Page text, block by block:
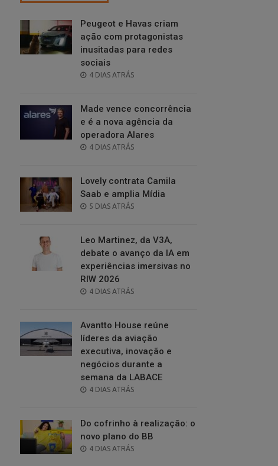
Peugeot e Havas criam
ação com protagonistas
inusitadas para redes
sociais
POSTED
4 DIAS ATRÁS
Made vence concorrência
e é a nova agência da
operadora Alares
POSTED
4 DIAS ATRÁS
Lovely contrata Camila
Saab e amplia Mídia
POSTED
5 DIAS ATRÁS
Leo Martinez, da V3A,
debate o avanço da IA em
experiências imersivas no
RIW 2026
POSTED
4 DIAS ATRÁS
Avantto House reúne
líderes da aviação
executiva, inovação e
negócios durante a
semana da LABACE
POSTED
4 DIAS ATRÁS
Do cofrinho à realização: o
novo plano do BB
POSTED
4 DIAS ATRÁS